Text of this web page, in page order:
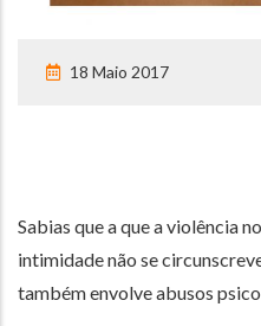
18 Maio 2017
Sabias que a que a violência
intimidade não se
também envolve abusos